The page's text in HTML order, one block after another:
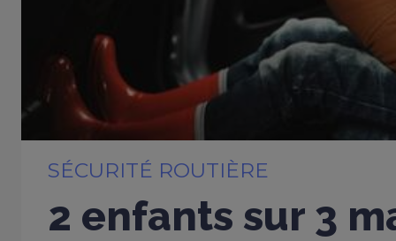
SÉCURITÉ ROUTIÈRE
2 enfants sur 3